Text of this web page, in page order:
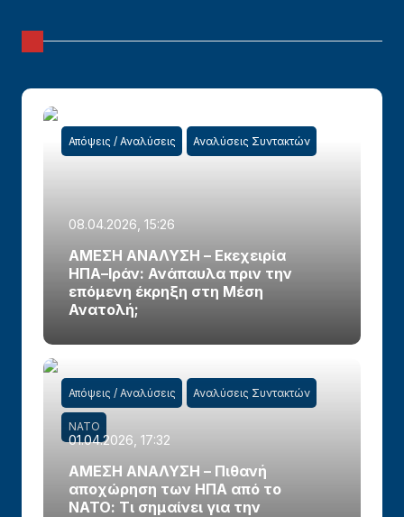
Απόψεις / Αναλύσεις Αναλύσεις Συντακτών
08.04.2026, 15:26
ΑΜΕΣΗ ΑΝΑΛΥΣΗ – Εκεχειρία
ΗΠΑ–Ιράν: Ανάπαυλα πριν την
επόμενη έκρηξη στη Μέση
Ανατολή;
Απόψεις / Αναλύσεις Αναλύσεις Συντακτών
ΝΑΤΟ
01.04.2026, 17:32
ΑΜΕΣΗ ΑΝΑΛΥΣΗ – Πιθανή
αποχώρηση των ΗΠΑ από το
ΝΑΤΟ: Τι σημαίνει για την